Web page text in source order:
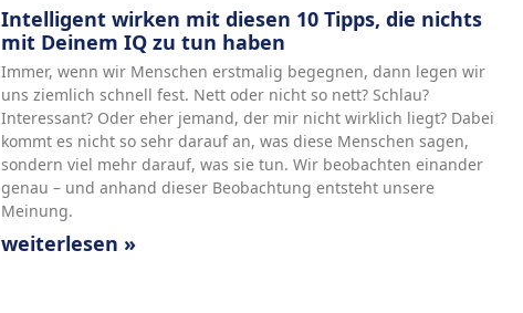
Intelligent wirken mit diesen 10 Tipps, die nichts
mit Deinem IQ zu tun haben
Immer, wenn wir Menschen erstmalig begegnen, dann legen wir
uns ziemlich schnell fest. Nett oder nicht so nett? Schlau?
Interessant? Oder eher jemand, der mir nicht wirklich liegt? Dabei
kommt es nicht so sehr darauf an, was diese Menschen sagen,
sondern viel mehr darauf, was sie tun. Wir beobachten einander
genau – und anhand dieser Beobachtung entsteht unsere
Meinung.
weiterlesen »